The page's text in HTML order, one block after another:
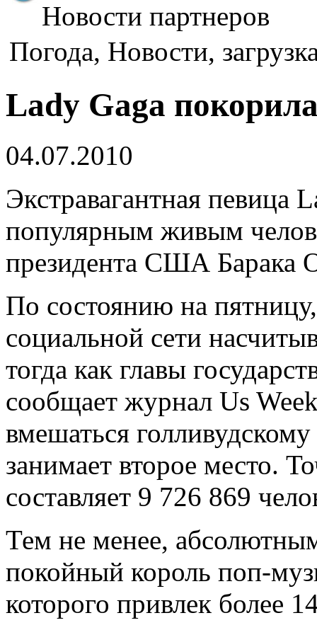
Новости партнеров
Погода, Новости,
Lady Gaga
04.07.2010
Экстравагантная певица
популярным живым
президента США Барака
По состоянию на
социальной сети
тогда как главы
сообщает журнал Us
вмешаться
занимает второе место.
составляет 9 726 869
Тем не менее,
покойный король поп-
которого привлек более